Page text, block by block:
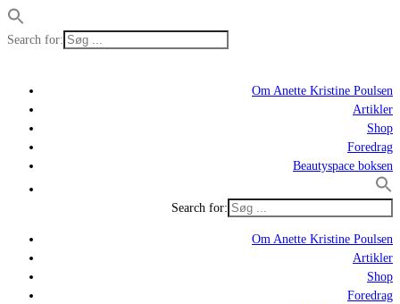
Search for:
Om Anette Kristine Poulsen
Artikler
Shop
Foredrag
Beautyspace boksen
Search for:
Om Anette Kristine Poulsen
Artikler
Shop
Foredrag